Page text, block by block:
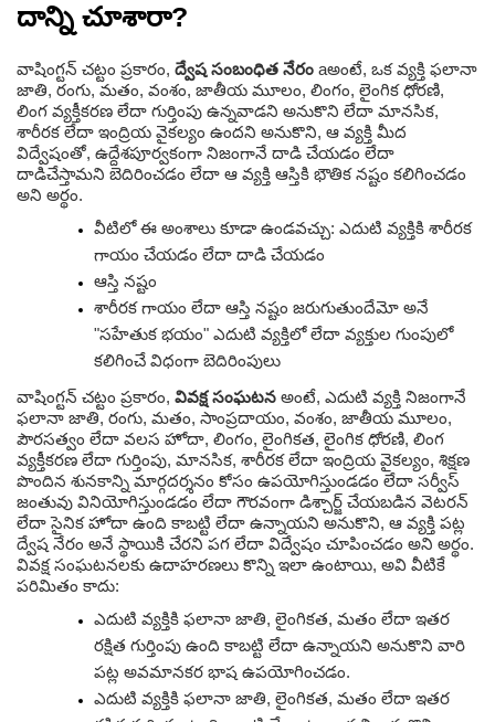
దాన్ని చూశారా?
వాషింగ్టన్ చట్టం ప్రకారం, ద్వేష సంబంధిత నేరం aఅంటే, ఒక వ్యక్తి ఫలానా
జాతి, రంగు, మతం, వంశం, జాతీయ మూలం, లింగం, లైంగిక ధోరణి,
లింగ వ్యక్తీకరణ లేదా గుర్తింపు ఉన్నవాడని అనుకొని లేదా మానసిక,
శారీరక లేదా ఇంద్రియ వైకల్యం ఉందని అనుకొని, ఆ వ్యక్తి మీద
విద్వేషంతో, ఉద్దేశపూర్వకంగా నిజంగానే దాడి చేయడం లేదా
దాడిచేస్తామని బెదిరించడం లేదా ఆ వ్యక్తి ఆస్తికి భౌతిక నష్టం కలిగించడం
అని అర్థం.
వీటిలో ఈ అంశాలు కూడా ఉండవచ్చు: ఎదుటి వ్యక్తికి శారీరక
గాయం చేయడం లేదా దాడి చేయడం
ఆస్తి నష్టం
శారీరక గాయం లేదా ఆస్తి నష్టం జరుగుతుందేమో అనే
"సహేతుక భయం" ఎదుటి వ్యక్తిలో లేదా వ్యక్తుల గుంపులో
కలిగించే విధంగా బెదిరింపులు
వాషింగ్టన్ చట్టం ప్రకారం, వివక్ష సంఘటన అంటే, ఎదుటి వ్యక్తి నిజంగానే
ఫలానా జాతి, రంగు, మతం, సాంప్రదాయం, వంశం, జాతీయ మూలం,
పౌరసత్వం లేదా వలస హోదా, లింగం, లైంగికత, లైంగిక ధోరణి, లింగ
వ్యక్తీకరణ లేదా గుర్తింపు, మానసిక, శారీరక లేదా ఇంద్రియ వైకల్యం, శిక్షణ
పొందిన శునకాన్ని మార్గదర్శనం కోసం ఉపయోగిస్తుండడం లేదా సర్వీస్
జంతువు వినియోగిస్తుండడం లేదా గౌరవంగా డిశ్చార్జ్ చేయబడిన వెటరన్
లేదా సైనిక హోదా ఉంది కాబట్టి లేదా ఉన్నాయని అనుకొని, ఆ వ్యక్తి పట్ల
ద్వేష నేరం అనే స్థాయికి చేరని పగ లేదా విద్వేషం చూపించడం అని అర్థం.
వివక్ష సంఘటనలకు ఉదాహరణలు కొన్ని ఇలా ఉంటాయి, అవి వీటికే
పరిమితం కాదు:
ఎదుటి వ్యక్తికి ఫలానా జాతి, లైంగికత, మతం లేదా ఇతర
రక్షిత గుర్తింపు ఉంది కాబట్టి లేదా ఉన్నాయని అనుకొని వారి
పట్ల అవమానకర భాష ఉపయోగించడం.
ఎదుటి వ్యక్తికి ఫలానా జాతి, లైంగికత, మతం లేదా ఇతర